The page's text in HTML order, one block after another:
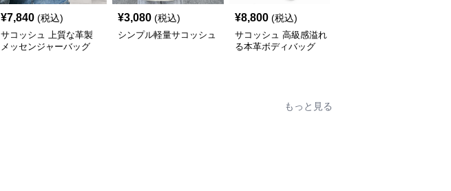
¥7,840 (税込)
サコッシュ 上質な革製
メッセンジャーバッグ
¥3,080 (税込)
シンプル軽量サコッシュ
¥8,800 (税込)
サコッシュ 高級感溢れ
る本革ボディバッグ
もっと見る